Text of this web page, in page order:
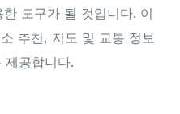
도구가 될 것입니다. 이
추천, 지도 및 교통 정보
제공합니다.